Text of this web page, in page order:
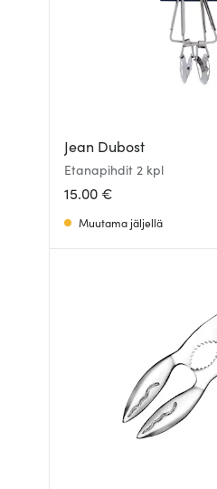
Jean Dubost
Etanapihdit 2 kpl
15.00 €
Muutama jäljellä